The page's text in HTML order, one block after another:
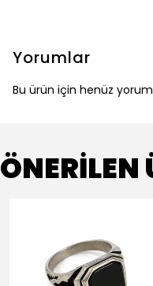
Yorumlar
Bu ürün için henüz yorum
ÖNERİLEN